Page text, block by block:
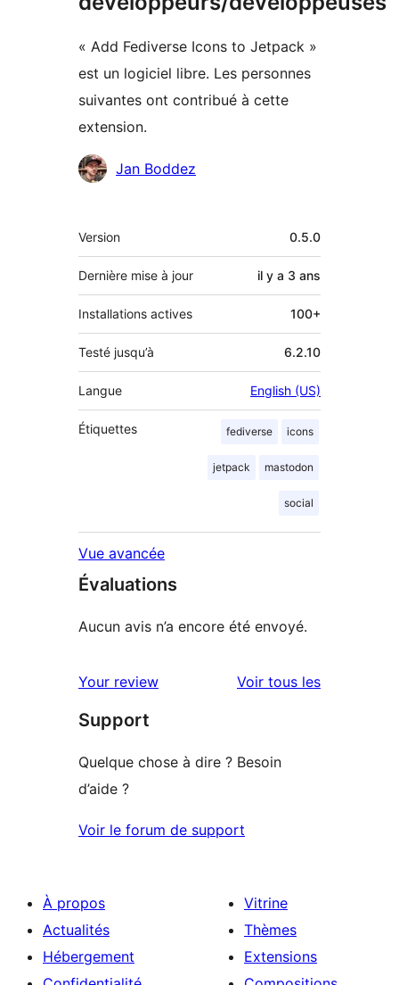
« Add Fediverse Icons to Jetpack »
est un logiciel libre. Les personnes
suivantes ont contribué à cette
extension.
Contributeurs
Jan Boddez
Méta
Version 0.5.0
Dernière mise à jour il y a 3 ans
Installations actives 100+
Testé jusqu’à 6.2.10
Langue English (US)
Étiquettes fediverse icons
jetpack mastodon
social
Vue avancée
Évaluations
Aucun avis n’a encore été envoyé.
Your review Voir tous lesavis
Support
Quelque chose à dire ? Besoin
d’aide ?
Voir le forum de support
À propos
Actualités
Hébergement
Vitrine
Thèmes
Extensions